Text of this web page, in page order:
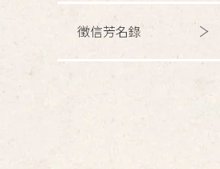
徵信芳名錄